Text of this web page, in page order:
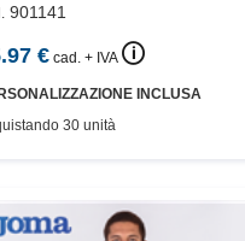
901141
€ cad. + IVA 🛈
INCLUSA
30 unità